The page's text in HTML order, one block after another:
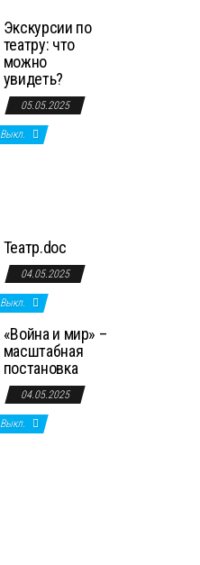
Экскурсии по
театру: что
можно
увидеть?
05.05.2025
Выкл.
Театр.doc
04.05.2025
Выкл.
«Война и мир» –
масштабная
постановка
04.05.2025
Выкл.